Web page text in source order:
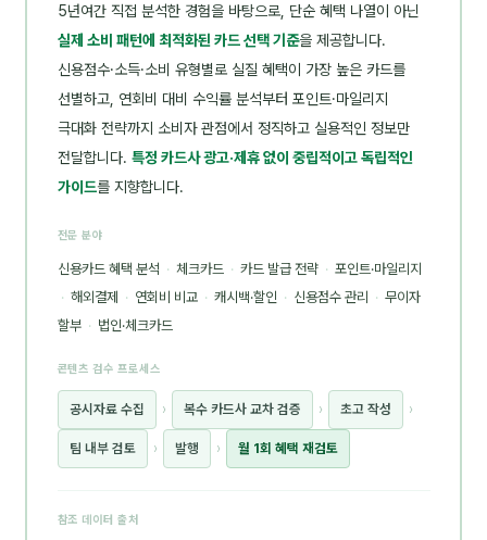
5년여간 직접 분석한 경험을 바탕으로, 단순 혜택 나열이 아닌
실제 소비 패턴에 최적화된 카드 선택 기준을 제공합니다.
신용점수·소득·소비 유형별로 실질 혜택이 가장 높은 카드를
선별하고, 연회비 대비 수익률 분석부터 포인트·마일리지
극대화 전략까지 소비자 관점에서 정직하고 실용적인 정보만
전달합니다. 특정 카드사 광고·제휴 없이 중립적이고 독립적인
가이드를 지향합니다.
전문 분야
신용카드 혜택 분석 · 체크카드 · 카드 발급 전략 · 포인트·마일리지
· 해외결제 · 연회비 비교 · 캐시백·할인 · 신용점수 관리 · 무이자
할부 · 법인·체크카드
콘텐츠 검수 프로세스
공시자료 수집 › 복수 카드사 교차 검증 › 초고 작성 ›
팀 내부 검토 › 발행 › 월 1회 혜택 재검토
참조 데이터 출처